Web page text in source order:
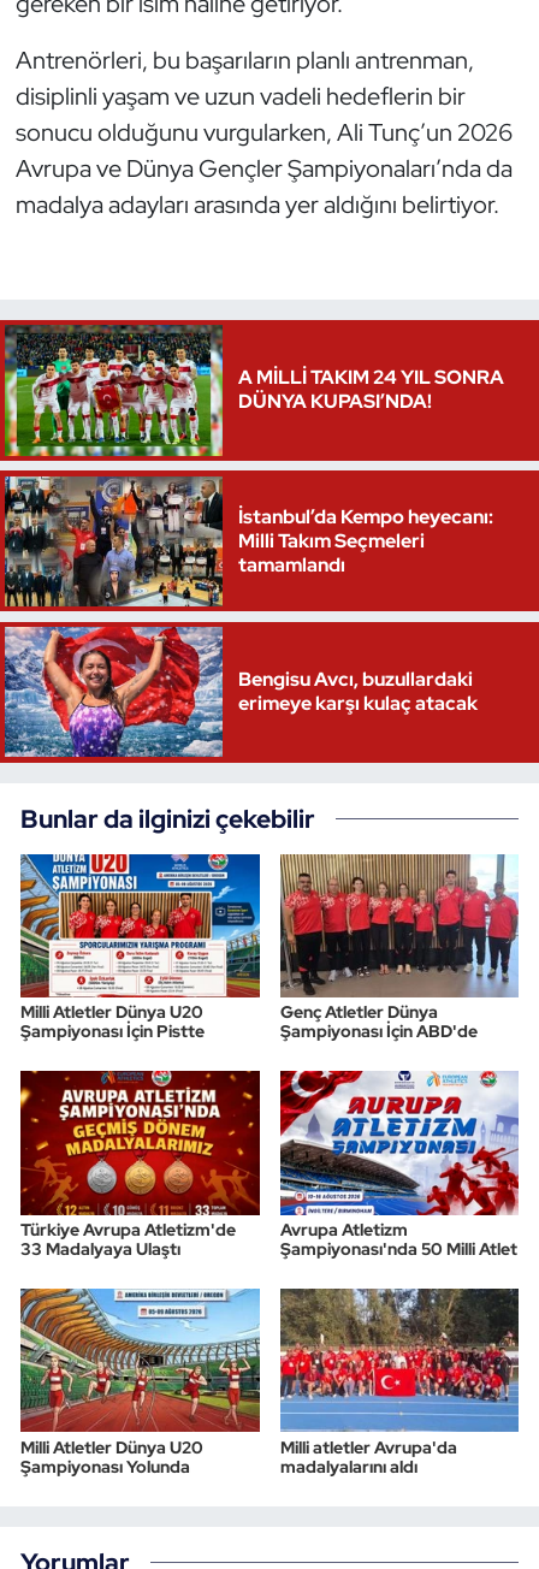
Antrenörleri, bu başarıların planlı antrenman,
disiplinli yaşam ve uzun vadeli hedeflerin bir
sonucu olduğunu vurgularken, Ali Tunç’un 2026
Avrupa ve Dünya Gençler Şampiyonaları’nda da
madalya adayları arasında yer aldığını belirtiyor.
A MİLLİ TAKIM 24 YIL SONRA
DÜNYA KUPASI’NDA!
İstanbul’da Kempo heyecanı:
Milli Takım Seçmeleri
tamamlandı
Bengisu Avcı, buzullardaki
erimeye karşı kulaç atacak
Bunlar da ilginizi çekebilir
Milli Atletler Dünya U20
Şampiyonası İçin Pistte
Genç Atletler Dünya
Şampiyonası İçin ABD'de
Türkiye Avrupa Atletizm'de
33 Madalyaya Ulaştı
Avrupa Atletizm
Şampiyonası'nda 50 Milli Atlet
Milli Atletler Dünya U20
Şampiyonası Yolunda
Milli atletler Avrupa'da
madalyalarını aldı
Yorumlar
Triatlon
Voleybol
Vücut Geliştirme Fitness
Yüzme